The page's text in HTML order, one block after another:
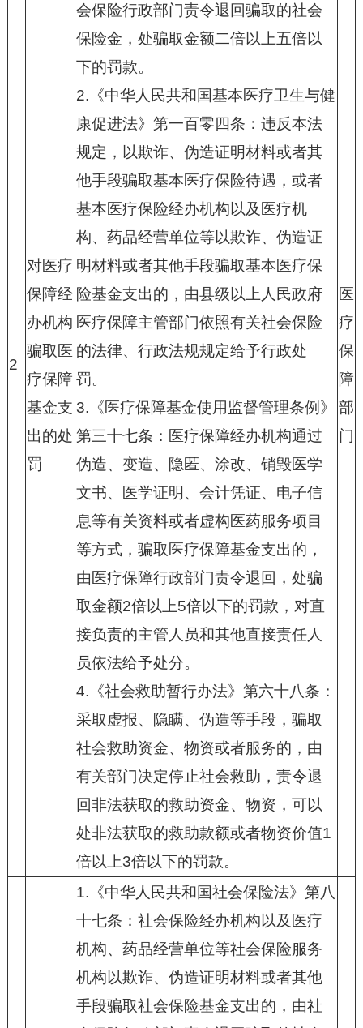
2
对医疗
保障经
办机构
骗取医
疗保障
基金支
出的处
罚
会保险行政部门责令退回骗取的社会
保险金，处骗取金额二倍以上五倍以
下的罚款。
2. 《中华人民共和国基本医疗卫生与健
康促进法》第一百零四条：违反本法
规定，以欺诈、伪造证明材料或者其
他手段骗取基本医疗保险待遇，或者
基本医疗保险经办机构以及医疗机
构、药品经营单位等以欺诈、伪造证
明材料或者其他手段骗取基本医疗保
险基金支出的，由县级以上人民政府
医疗保障主管部门依照有关社会保险
的法律、行政法规规定给予行政处
罚。
3. 《医疗保障基金使用监督管理条例》
第三十七条：医疗保障经办机构通过
伪造、变造、隐匿、涂改、销毁医学
文书、医学证明、会计凭证、电子信
息等有关资料或者虚构医药服务项目
等方式，骗取医疗保障基金支出的，
由医疗保障行政部门责令退回，处骗
取金额2倍以上5倍以下的罚款，对直
接负责的主管人员和其他直接责任人
员依法给予处分。
4. 《社会救助暂行办法》第六十八条：
采取虚报、隐瞒、伪造等手段，骗取
社会救助资金、物资或者服务的，由
有关部门决定停止社会救助，责令退
回非法获取的救助资金、物资，可以
处非法获取的救助款额或者物资价值1
倍以上3倍以下的罚款。
医
疗
保
障
部
门
1. 《中华人民共和国社会保险法》第八
十七条：社会保险经办机构以及医疗
机构、药品经营单位等社会保险服务
机构以欺诈、伪造证明材料或者其他
手段骗取社会保险基金支出的，由社